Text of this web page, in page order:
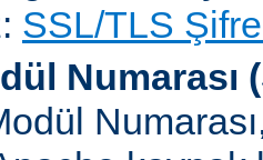
SSL/TLS
Numarası (